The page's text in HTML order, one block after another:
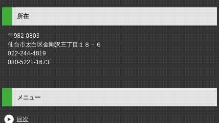
所在
〒982-0803
仙台市太白区金剛沢三丁目１８－６
022-244-4819
080-5221-1673
メニュー
目次